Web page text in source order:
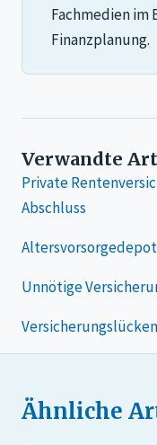
Fachmedien im
Finanzplanung.
Verwandte
Private
Abschluss
Unnötige
Ähnliche